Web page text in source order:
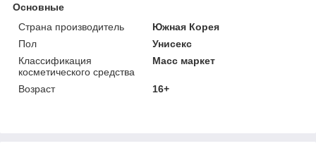
Основные
Страна производитель
Южная Корея
Пол
Унисекс
Классификация
косметического средства
Масс маркет
Возраст 16+